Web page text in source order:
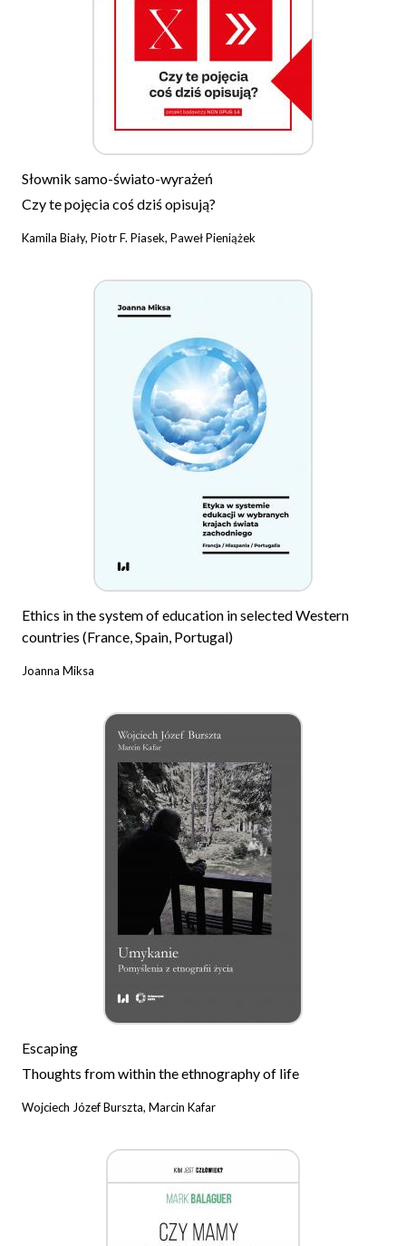
Słownik samo-świato-wyrażeń
Czy te pojęcia coś dziś opisują?
Kamila Biały, Piotr F. Piasek, Paweł Pieniążek
Ethics in the system of education in selected Western
countries (France, Spain, Portugal)
Joanna Miksa
Escaping
Thoughts from within the ethnography of life
Wojciech Józef Burszta, Marcin Kafar